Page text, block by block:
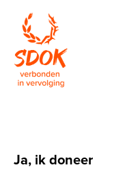
Ja, ik doneer